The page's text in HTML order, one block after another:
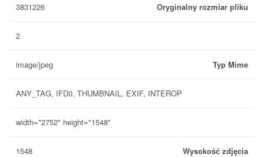
Oryginalny rozmiar pliku
3831226
2
Typ Mime
image/jpeg
ANY_TAG, IFD0, THUMBNAIL, EXIF, INTEROP
width="2752" height="1548"
Wysokość zdjęcia
1548